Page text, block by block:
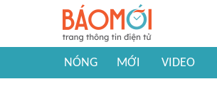
NÓNG MỚI VIDEO